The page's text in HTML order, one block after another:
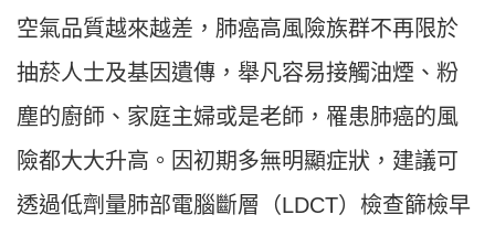
空氣品質越來越差，肺癌高風險族群不再限於
抽菸人士及基因遺傳，舉凡容易接觸油煙、粉
塵的廚師、家庭主婦或是老師，罹患肺癌的風
險都大大升高。因初期多無明顯症狀，建議可
透過低劑量肺部電腦斷層（LDCT）檢查篩檢早